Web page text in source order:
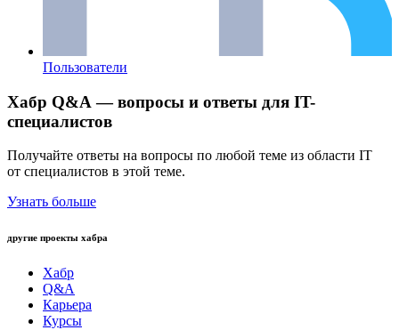
Пользователи
Хабр Q&A — вопросы и ответы для IT-
специалистов
Получайте ответы на вопросы по любой теме из области IT
от специалистов в этой теме.
Узнать больше
другие проекты хабра
Хабр
Q&A
Карьера
Курсы